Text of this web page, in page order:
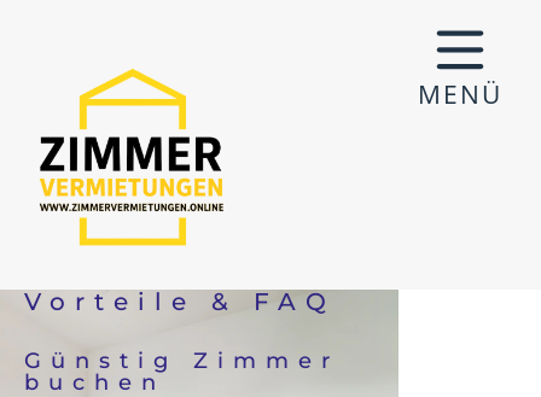
MENÜ
Vorteile & FAQ
Günstig Zimmer
buchen